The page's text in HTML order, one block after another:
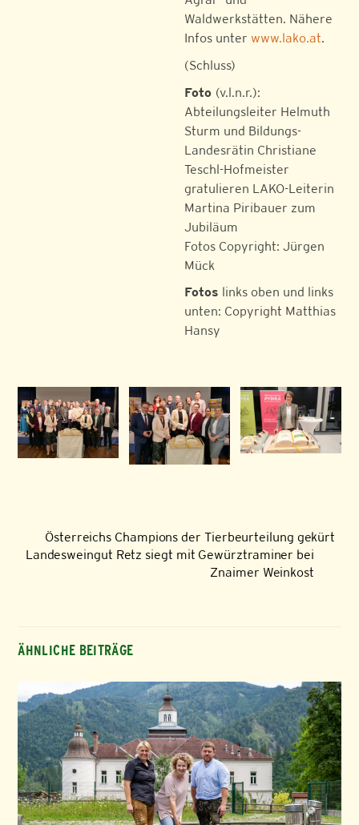
Waldwerkstätten. Nähere
Infos unterwww.lako.at.
(Schluss)
Foto (v.l.n.r.):
Abteilungsleiter Helmuth
Sturm und Bildungs-
Landesrätin Christiane
Teschl-Hofmeister
gratulieren LAKO-Leiterin
Martina Piribauer zum
Jubiläum
Fotos Copyright: Jürgen
Mück
Fotos links oben und links
unten: Copyright Matthias
Hansy
Österreichs Champions der Tierbeurteilung gekürt
Landesweingut Retz siegt mit Gewürztraminer bei
Znaimer Weinkost
ÄHNLICHE BEITRÄGE